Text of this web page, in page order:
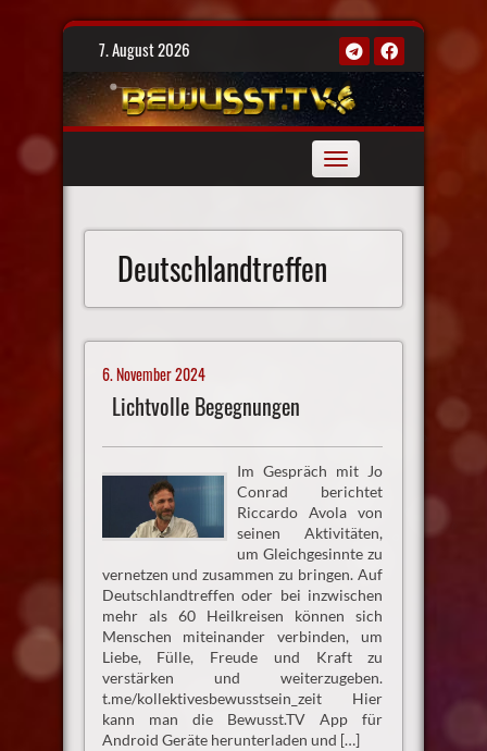
Skip
7. August 2026
Toggle
navigation
Deutschlandtreffen
6. November 2024
Lichtvolle Begegnungen
Im Gespräch mit Jo
Conrad berichtet
Riccardo Avola von
seinen Aktivitäten,
um Gleichgesinnte zu
vernetzen und zusammen zu bringen. Auf
Deutschlandtreffen oder bei inzwischen
mehr als 60 Heilkreisen können sich
Menschen miteinander verbinden, um
Liebe, Fülle, Freude und Kraft zu
verstärken und weiterzugeben.
t.me/kollektivesbewusstsein_zeit Hier
kann man die Bewusst.TV App für
Android Geräte herunterladen und […]